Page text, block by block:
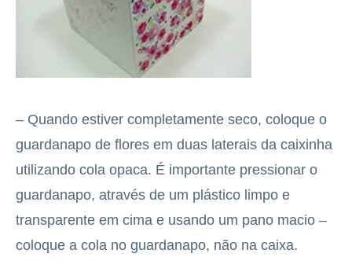
– Quando estiver completamente seco, coloque o
guardanapo de flores em duas laterais da caixinha
utilizando cola opaca. É importante pressionar o
guardanapo, através de um plástico limpo e
transparente em cima e usando um pano macio –
coloque a cola no guardanapo, não na caixa.